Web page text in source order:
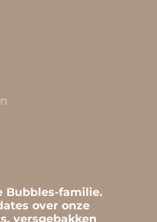
Bubbles-familie.
over onze
versgebakken